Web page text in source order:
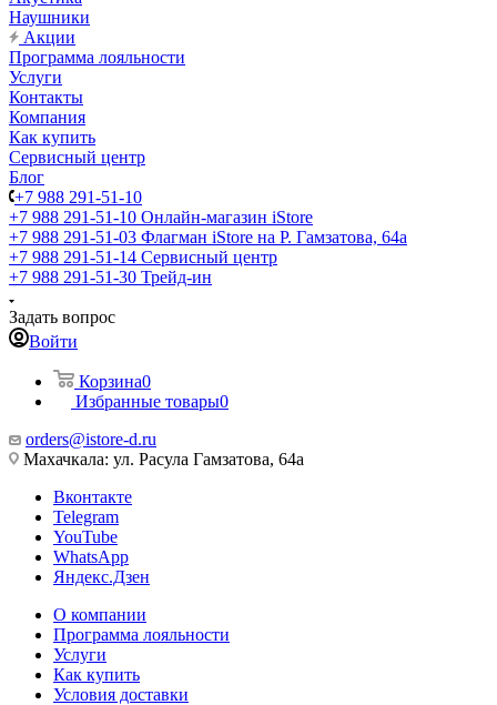
Наушники
Акции
Программа лояльности
Услуги
Контакты
Компания
Как купить
Сервисный центр
Блог
+7 988 291-51-10
+7 988 291-51-10 Онлайн-магазин iStore
+7 988 291-51-03 Флагман iStore на Р. Гамзатова, 64а
+7 988 291-51-14 Сервисный центр
+7 988 291-51-30 Трейд-ин
Задать вопрос
Войти
Корзина0
Избранные товары0
orders@istore-d.ru
Махачкала: ул. Расула Гамзатова, 64а
Вконтакте
Telegram
YouTube
WhatsApp
Яндекс.Дзен
О компании
Программа лояльности
Услуги
Как купить
Условия доставки